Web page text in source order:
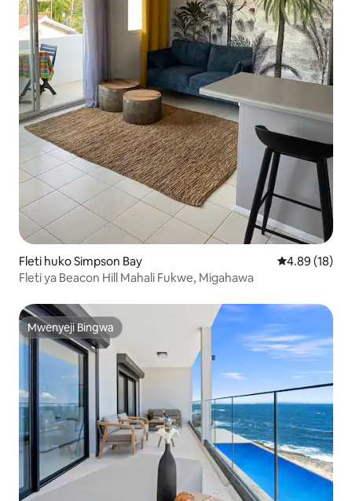
Fleti huko Simpson Bay Ukadiriaji wa
4.89 (18)
Fleti ya Beacon Hill Mahali Fukwe, Migahawa
Mwenyeji Bingwa
Mwenyeji Bingwa